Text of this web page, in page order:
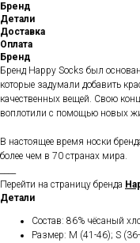
Бренд
Детали
Доставка
Оплата
Бренд
Бренд Happy Socks был
которые задумали добавить
качественных вещей. Свою
воплотили с помощью новых
В настоящее время носки
более чем в 70 странах мира.
Перейти на страницу бренда
Детали
Состав: 86% чёсаный
Размер: M (41-46); S